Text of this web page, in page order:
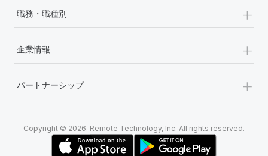
職務・職種別 +
企業情報 +
パートナーシップ +
Copyright © 2026. Remote Technology, Inc. All rights reserved.